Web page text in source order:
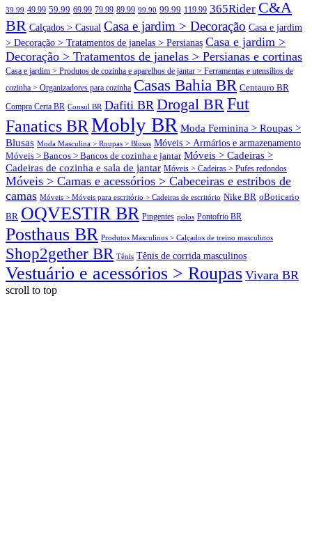
39.99 49.99 59.99 69.99 79.99 89.99 99.90 99.99 119.99 365Rider C&A
BR Calçados > Casual Casa e jardim > Decoração Casa e jardim
> Decoração > Tratamentos de janelas > Persianas Casa e jardim >
Decoração > Tratamentos de janelas > Persianas e cortinas
Casa e jardim > Produtos de cozinha e aparelhos de jantar > Ferramentas e utensílios de
cozinha > Organizadores para cozinha Casas Bahia BR Centauro BR
Compra Certa BR Consul BR Dafiti BR Drogal BRFut
Fanatics BRMobly BR Moda Feminina > Roupas >
Blusas Moda Masculina > Roupas > Blusas Móveis > Armários e armazenamento
Móveis > Bancos > Bancos de cozinha e jantar Móveis > Cadeiras >
Cadeiras de cozinha e sala de jantar Móveis > Cadeiras > Pufes redondos
Móveis > Camas e acessórios > Cabeceiras e estribos de
camas Móveis > Móveis para escritório > Cadeiras de escritório Nike BR oBoticario
BR OQVESTIR BR Pingentes polos Pontofrio BR
Posthaus BR Produtos Masculinos > Calçados de treino masculinos
Shop2gether BR Tênis Tênis de corrida masculinos
Vestuário e acessórios > Roupas Vivara BR
scroll to top